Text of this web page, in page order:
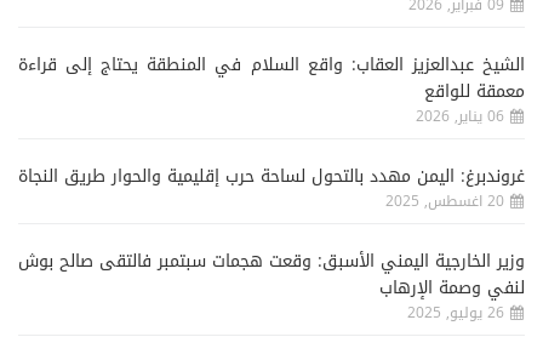
الشيخ عبدالعزيز العقاب: واقع السلام في المنطقة يحتاج إلى قراءة
معمقة للواقع
06 يناير, 2026
غروندبرغ: اليمن مهدد بالتحول لساحة حرب إقليمية والحوار طريق النجاة
20 اغسطس, 2025
وزير الخارجية اليمني الأسبق: وقعت هجمات سبتمبر فالتقى صالح بوش
لنفي وصمة الإرهاب
26 يوليو, 2025